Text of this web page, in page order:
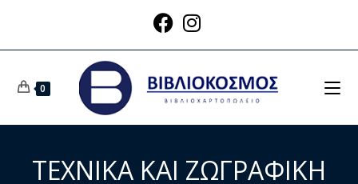
0
ΤΕΧΝΙΚΑ ΚΑΙ ΖΩΓΡΑΦΙΚΗ